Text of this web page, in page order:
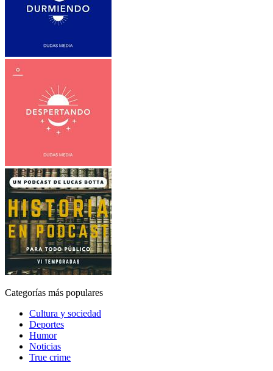
Categorías más populares
Cultura y sociedad
Deportes
Humor
Noticias
True crime